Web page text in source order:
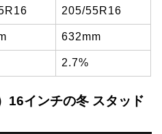
205/55R16
632mm
2.7%
16インチの冬 スタッド